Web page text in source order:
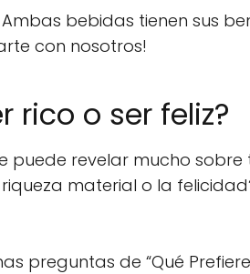
bebidas tienen sus
con nosotros!
rico o ser feliz?
revelar mucho sobre
material o la
preguntas de “Qué